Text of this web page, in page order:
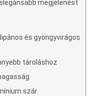
megjelenést
és gyöngyvirágos
tároláshoz
szár